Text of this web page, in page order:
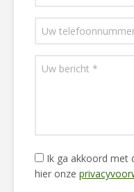
Ik ga akkoord met
hier onze